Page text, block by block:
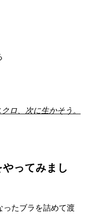
ロ、次に生かそう。
ってみまし
ったブラを詰めて渡